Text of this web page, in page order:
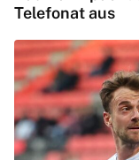
Telefonat aus